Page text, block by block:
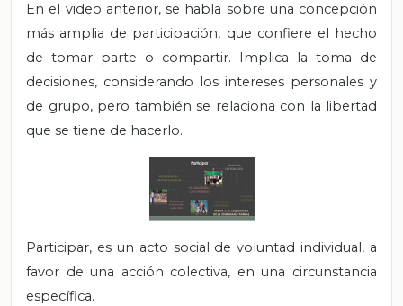
En el video anterior, se habla sobre una concepción
más amplia de participación, que confiere el hecho
de tomar parte o compartir. Implica la toma de
decisiones, considerando los intereses personales y
de grupo, pero también se relaciona con la libertad
que se tiene de hacerlo.
Participar, es un acto social de voluntad individual, a
favor de una acción colectiva, en una circunstancia
específica.